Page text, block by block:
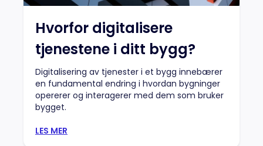
Hvorfor digitalisere
tjenestene i ditt bygg?
Digitalisering av tjenester i et bygg innebærer
en fundamental endring i hvordan bygninger
opererer og interagerer med dem som bruker
bygget.
LES MER